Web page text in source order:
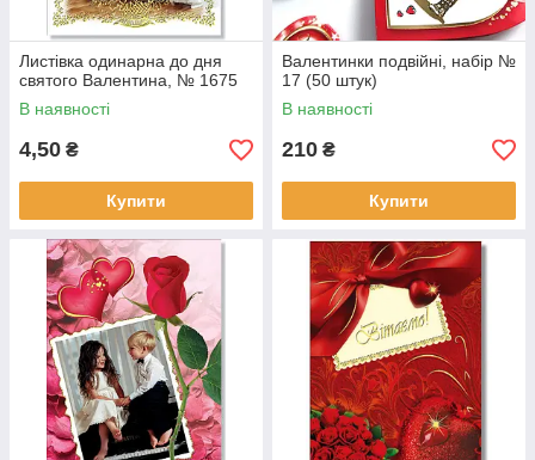
Листівка одинарна до дня
святого Валентина, № 1675
В наявності
4,50 ₴
Купити
Валентинки подвійні, набір №
17 (50 штук)
В наявності
210 ₴
Купити